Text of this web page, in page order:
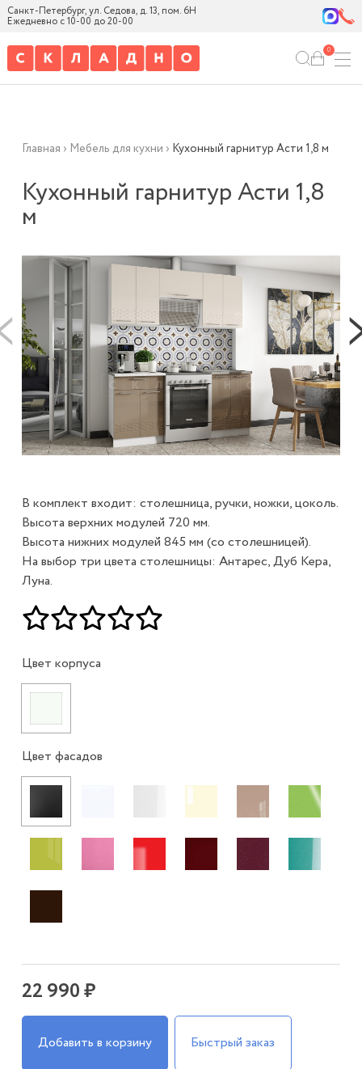
Санкт-Петербург, ул. Седова, д. 13, пом. 6Н
Ежедневно с 10-00 до 20-00
0
Главная › Мебель для кухни › Кухонный гарнитур Асти 1,8 м
Кухонный гарнитур Асти 1,8
м
В комплект входит: столешница, ручки, ножки, цоколь.
Высота верхних модулей 720 мм.
Высота нижних модулей 845 мм (со столешницей).
На выбор три цвета столешницы: Антарес, Дуб Кера,
Луна.
Цвет корпуса
Цвет фасадов
22 990 ₽
Добавить в корзину Быстрый заказ